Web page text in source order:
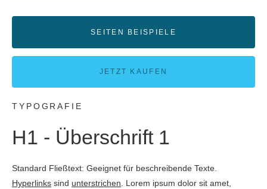
SEITEN BEISPIELE
JETZT KAUFEN
TYPOGRAFIE
H1 - Überschrift 1
Standard Fließtext: Geeignet für beschreibende Texte.
Hyperlinks sind unterstrichen. Lorem ipsum dolor sit amet,